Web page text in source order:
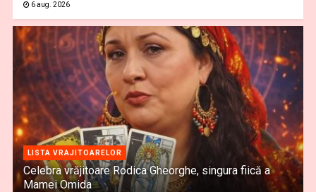
6 aug. 2026
LISTA VRAJITOARELOR
Celebra vrăjitoare Rodica Gheorghe, singura fiică a
Mamei Omida